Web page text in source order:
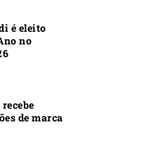
é eleito
no
de marca